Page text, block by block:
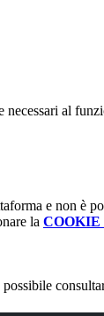
al
e non è
la